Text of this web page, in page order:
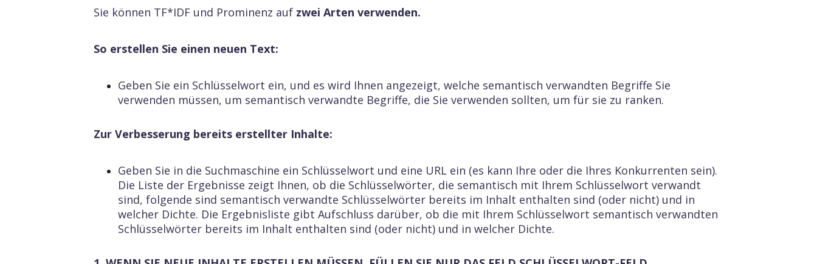
Sie können TF*IDF und Prominenz auf zwei Arten verwenden.
So erstellen Sie einen neuen Text:
Geben Sie ein Schlüsselwort ein, und es wird Ihnen angezeigt, welche semantisch verwandten Begriffe Sie
verwenden müssen, um semantisch verwandte Begriffe, die Sie verwenden sollten, um für sie zu ranken.
Zur Verbesserung bereits erstellter Inhalte:
Geben Sie in die Suchmaschine ein Schlüsselwort und eine URL ein (es kann Ihre oder die Ihres Konkurrenten sein).
Die Liste der Ergebnisse zeigt Ihnen, ob die Schlüsselwörter, die semantisch mit Ihrem Schlüsselwort verwandt
sind, folgende sind semantisch verwandte Schlüsselwörter bereits im Inhalt enthalten sind (oder nicht) und in
welcher Dichte. Die Ergebnisliste gibt Aufschluss darüber, ob die mit Ihrem Schlüsselwort semantisch verwandten
Schlüsselwörter bereits im Inhalt enthalten sind (oder nicht) und in welcher Dichte.